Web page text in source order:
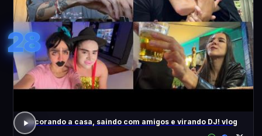
28
decorando a casa, saindo com amigos e virando DJ! vlog